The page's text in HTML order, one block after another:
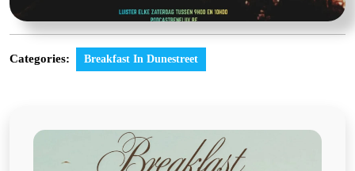
Categories: Breakfast In Dunestreet